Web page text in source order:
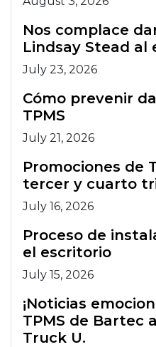
Nos complace
Lindsay Stead al
July 23, 2026
Cómo prevenir
TPMS
July 21, 2026
Promociones de
tercer y cuarto
July 16, 2026
Proceso de
el escritorio
July 15, 2026
¡Noticias
TPMS de Bartec
Truck U.